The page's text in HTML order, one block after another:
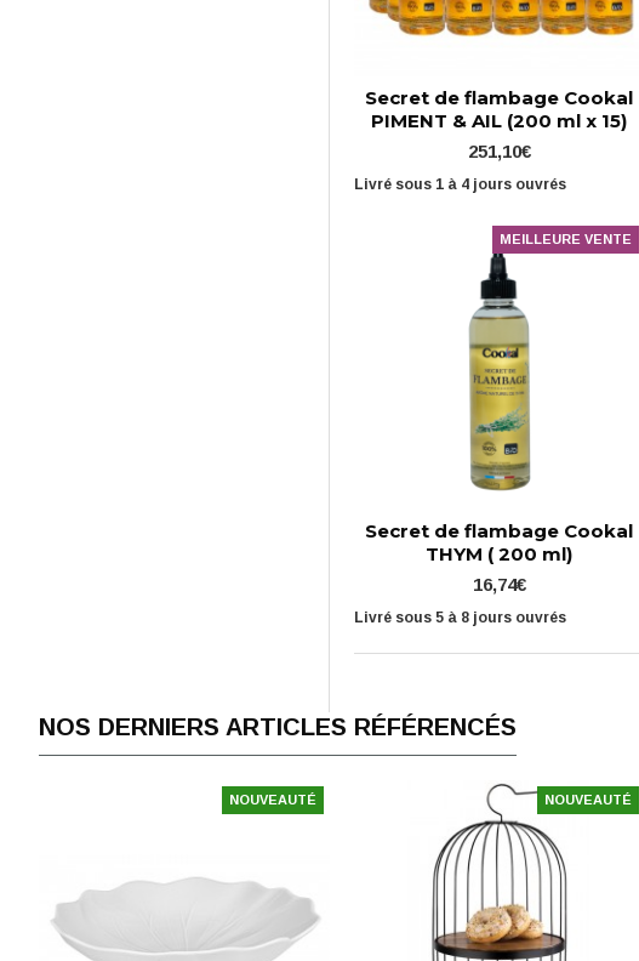
Secret de flambage Cookal
PIMENT & AIL (200 ml x 15)
251,10€
Livré sous 1 à 4 jours ouvrés
MEILLEURE VENTE
Secret de flambage Cookal
THYM ( 200 ml)
16,74€
Livré sous 5 à 8 jours ouvrés
NOS DERNIERS ARTICLES RÉFÉRENCÉS
NOUVEAUTÉ NOUVEAUTÉ